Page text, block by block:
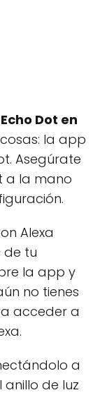
Dot en
la app
Asegúrate
a la mano
Alexa
de tu
la app y
no tienes
acceder a
a
de luz